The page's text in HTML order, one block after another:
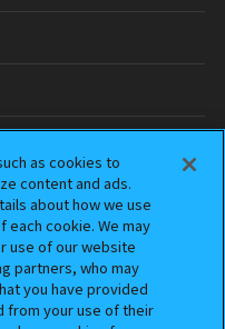
as cookies to
content and ads.
about how we use
cookie. We may
use of our website
partners, who may
you have provided
from your use of their